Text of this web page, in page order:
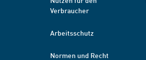
Verbraucher
Arbeitsschutz
Normen und Recht